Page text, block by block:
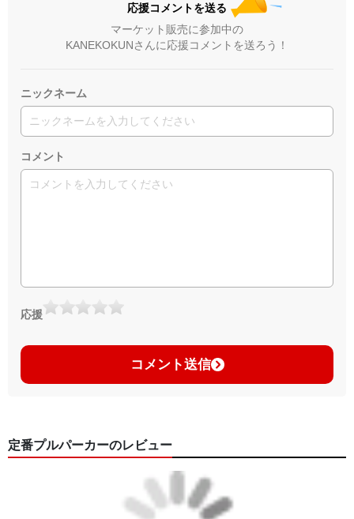
応援コメントを送る
マーケット販売に参加中の
KANEKOKUNさんに応援コメントを送ろう！
ニックネーム
コメント
応援
コメント送信
定番プルパーカーのレビュー